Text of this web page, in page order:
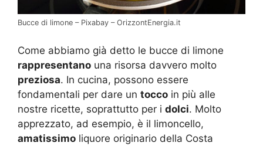
Bucce di limone – Pixabay – OrizzontEnergia.it
Come abbiamo già detto le bucce di limone
rappresentano una risorsa davvero molto
preziosa. In cucina, possono essere
fondamentali per dare un tocco in più alle
nostre ricette, soprattutto per i dolci. Molto
apprezzato, ad esempio, è il limoncello,
amatissimo liquore originario della Costa